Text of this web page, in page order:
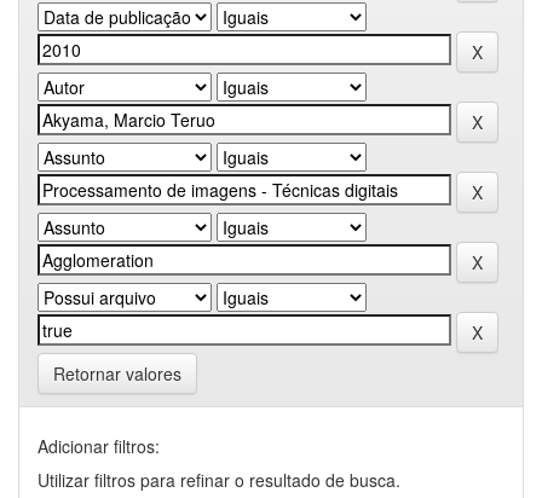
Retornar valores
Adicionar filtros:
Utilizar filtros para refinar o resultado de busca.